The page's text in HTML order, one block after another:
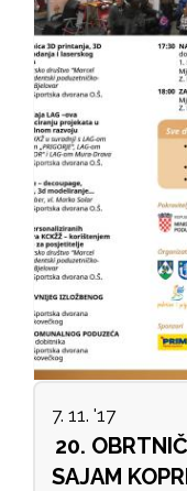
7. 11. '17
20.
SAJAM